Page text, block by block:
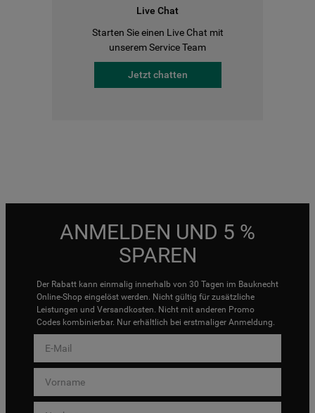
Live Chat
Starten Sie einen Live Chat mit
unserem Service Team
Jetzt chatten
ANMELDEN UND 5 %
SPAREN
Der Rabatt kann einmalig innerhalb von 30 Tagen im Bauknecht
Online-Shop eingelöst werden. Nicht gültig für zusätzliche
Leistungen und Versandkosten. Nicht mit anderen Promo
Codes kombinierbar. Nur erhältlich bei erstmaliger Anmeldung.